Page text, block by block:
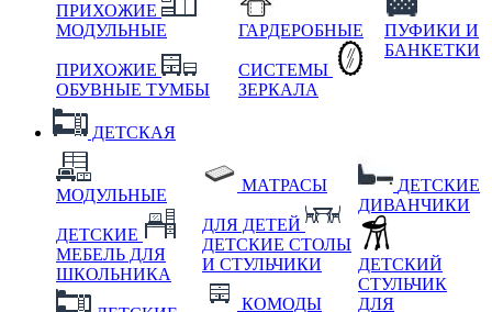
ПРИХОЖИЕ
МОДУЛЬНЫЕ
ПРИХОЖИЕ
ОБУВНЫЕ ТУМБЫ
ГАРДЕРОБНЫЕ
СИСТЕМЫ
ЗЕРКАЛА
ПУФИКИ И
БАНКЕТКИ
ДЕТСКАЯ
МОДУЛЬНЫЕ
ДЕТСКИЕ
МЕБЕЛЬ ДЛЯ
ШКОЛЬНИКА
МАТРАСЫ
ДЛЯ ДЕТЕЙ
ДЕТСКИЕ СТОЛЫ
И СТУЛЬЧИКИ
КОМОДЫ
ДЕТСКИЕ
ДИВАНЧИКИ
ДЕТСКИЙ
СТУЛЬЧИК
ДЛЯ